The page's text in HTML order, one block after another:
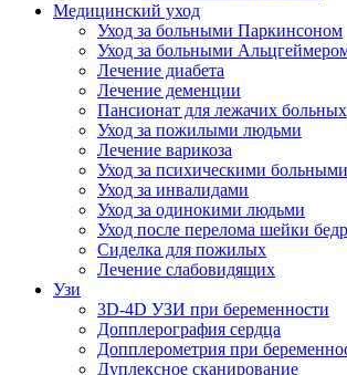
Медицинский уход
Уход за больными Паркинсоном
Уход за больными
Лечение диабета
Лечение деменции
Пансионат для лежачих больных
Уход за пожилыми людьми
Лечение варикоза
Уход за психическими больными
Уход за инвалидами
Уход за одинокими людьми
Уход после перелома шейки
Сиделка для пожилых
Лечение слабовидящих
Узи
3D-4D УЗИ при беременности
Допплерография сердца
Допплерометрия при
Дуплексное сканирование